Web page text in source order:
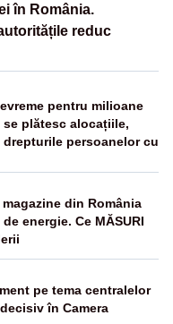
în România.
reduc
pentru milioane
plătesc alocațiile,
persoanelor cu
din România
energie. Ce MĂSURI
pe tema centralelor
în Camera